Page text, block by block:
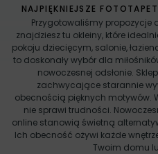
NAJPIĘKNIEJSZE
Przygotowaliśmy propozycje
znajdziesz tu okleiny, które
pokoju dziecięcym, salonie,
to doskonały wybór dla
nowoczesnej odsłonie.
zachwycające starannie
obecnością pięknych motywów.
nie sprawi trudności.
online stanowią świetną
Ich obecność ożywi każde
Twoim domu